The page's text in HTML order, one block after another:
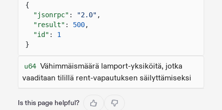
{
"jsonrpc" : "2.0" ,
"result" : 500,
"id" :
1
}
u64 Vähimmäismäärä lamport-yksiköitä, jotka
vaaditaan tilillä rent-vapautuksen säilyttämiseksi
Is this page helpful?